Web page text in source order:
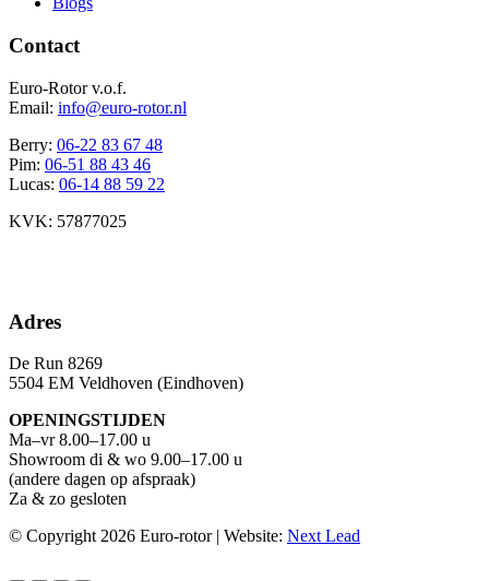
Contact
Euro-Rotor v.o.f.
Email: info@euro-rotor.nl
Berry: 06-22 83 67 48
Pim: 06-51 88 43 46
Lucas: 06-14 88 59 22
KVK: 57877025
Adres
De Run 8269
5504 EM Veldhoven (Eindhoven)
OPENINGSTIJDEN
Ma–vr 8.00–17.00 u
Showroom di & wo 9.00–17.00 u
(andere dagen op afspraak)
Za & zo gesloten
© Copyright 2026 Euro-rotor | Website: Next Lead